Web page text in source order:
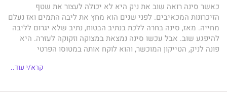
כאשר סינה רואה שוב את ניק היא לא יכולה לעצור את שטף
הזיכרונות המכאיבים. לפני שנים הוא מחץ את ליבה התמים ואז נעלם
מחייה. מאז, סינה בחרה ללכת בנתיב הבטוח, נתיב שלא יגרום לליבה
להיפגע שוב. אבל עכשו סינה נמצאת במצוקה וזקוקה לעזרה. היא
פונה לניק, הטייקון המוכשר, והוא לוקח אותה במטוסו הפרטי
נוספת. הוא מתכנן שוב לחדור לליבה, והפעם להישאר בו לתמיד...
קרא/י עוד..